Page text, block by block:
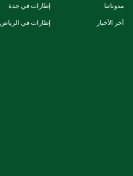
مدوناتنا
آخر الأخبار
إطارات في جدة
إطارات في الرياض